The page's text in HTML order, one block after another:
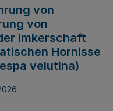
von
von
Imkerschaft
Hornisse
velutina)